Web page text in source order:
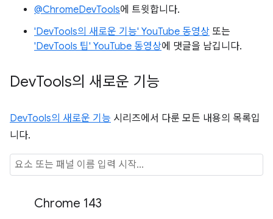
@ChromeDevTools에 트윗합니다.
'DevTools의 새로운 기능' YouTube 동영상 또는
'DevTools 팁' YouTube 동영상에 댓글을 남깁니다.
DevTools의 새로운 기능
DevTools의 새로운 기능 시리즈에서 다룬 모든 내용의 목록입
니다.
Chrome 143